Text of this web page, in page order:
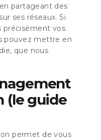
partageant des
ses réseaux. Si
précisément vos
pouvez mettre en
que nous
(le guide
permet de vous